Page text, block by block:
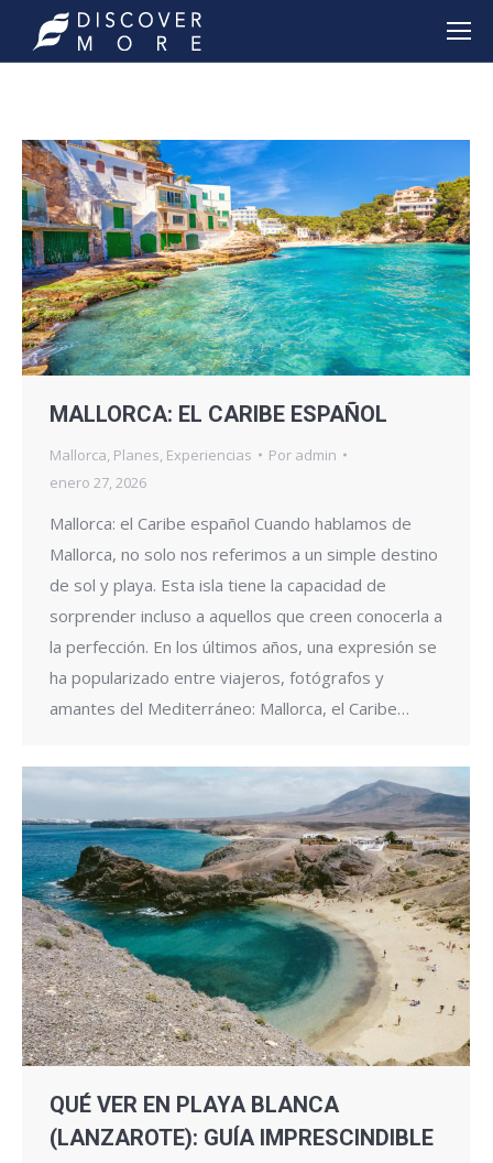
MALLORCA: EL CARIBE ESPAÑOL
Mallorca Planes Experiencias Por admin
enero 27, 2026
Mallorca: el Caribe español Cuando hablamos de
Mallorca, no solo nos referimos a un simple destino
de sol y playa. Esta isla tiene la capacidad de
sorprender incluso a aquellos que creen conocerla a
la perfección. En los últimos años, una expresión se
ha popularizado entre viajeros, fotógrafos y
amantes del Mediterráneo: Mallorca, el Caribe…
QUÉ VER EN PLAYA BLANCA
(LANZAROTE): GUÍA IMPRESCINDIBLE